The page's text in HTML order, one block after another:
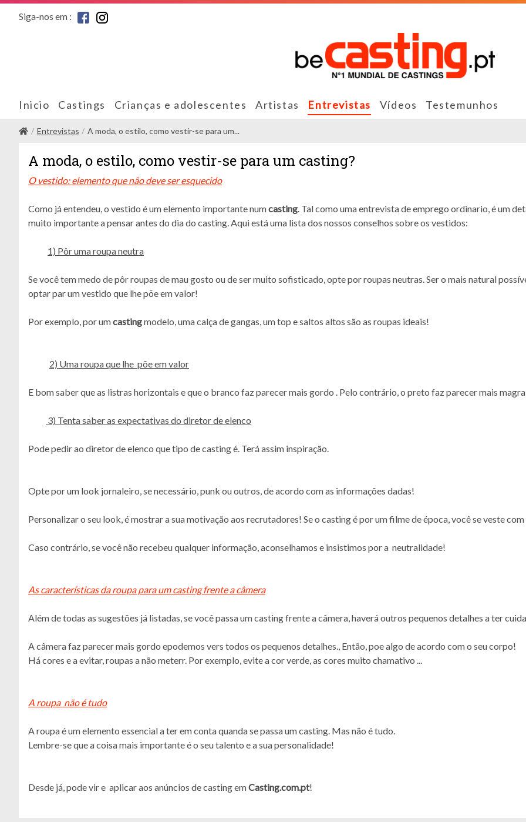
Siga-nos em :
Inicio Castings Crianças e adolescentes Artistas Entrevistas Vídeos Testemunhos
Entrevistas A moda, o estilo, como vestir-se para um...
A moda, o estilo, como vestir-se para um casting?
O vestido: elemento que não deve ser esquecido
Como já entendeu, o vestido é um elemento importante numcasting. Tal como uma entrevista de emprego ordinario, é um
muito importante a pensar antes do dia do casting. Aqui está uma lista dos nossos conselhos sobre os vestidos:
1) Pôr uma roupa neutra
Se você tem medo de pôr roupas de mau gosto ou de ser muito sofisticado, opte por roupas neutras. Ser o mais natural
optar par um vestido que lhe põe em valor!
Por exemplo, por umcastingmodelo, uma calça de gangas, um top e saltos altos são as roupas ideais!
2) Uma roupa que lhe põe em valor
E bom saber que as listras horizontais e que o branco faz parecer mais gordo . Pelo contrário, o preto faz parecer mais
3) Tenta saber as expectativas do diretor de elenco
Pode pedir ao diretor de elenco que tipo de casting é. Terá assim inspiração.
Opte por um look jornaleiro, se necessário, punk ou outros, de acordo com as informações dadas!
Personalizar o seu look, é mostrar a sua motivação aos recrutadores! Se o casting é por um filme de época, você se veste
Caso contrário, se você não recebeu qualquer informação, aconselhamos e insistimos por a neutralidade!
As características da roupa para um casting frente a câmera
Além de todas as sugestões já listadas, se você passa um casting frente a câmera, haverá outros pequenos detalhes a ter
A câmera faz parecer mais gordo epodemos vers todos os pequenos detalhes., Então, poe algo de acordo com o seu corpo!
Há cores e a evitar, roupas a não meterr. Por exemplo, evite a cor verde, as cores muito chamativo ...
A roupa não é tudo
A roupa é um elemento essencial a ter em conta quanda se passa um casting. Mas não é tudo.
Lembre-se que a coisa mais importante é o seu talento e a sua personalidade!
Desde já, pode vir e aplicar aos anúncios de casting emCasting.com.pt!